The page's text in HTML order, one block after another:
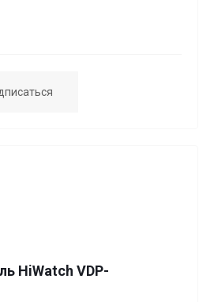
HiWatch VDP-